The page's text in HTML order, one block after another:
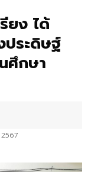
ยง ได้
ประดิษฐ์
ศึกษา